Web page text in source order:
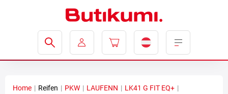
Home | Reifen | PKW | LAUFENN | LK41 G FIT EQ+ |